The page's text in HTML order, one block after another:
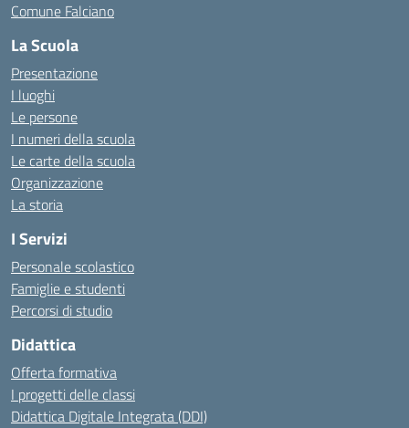
Comune Falciano
La Scuola
Presentazione
I luoghi
Le persone
I numeri della scuola
Le carte della scuola
Organizzazione
La storia
I Servizi
Personale scolastico
Famiglie e studenti
Percorsi di studio
Didattica
Offerta formativa
I progetti delle classi
Didattica Digitale Integrata (DDI)